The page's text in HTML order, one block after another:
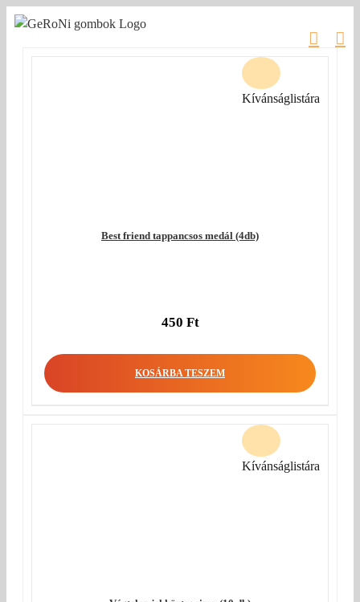
Kihagyás
Best friend tappancsos medál (4db)
450 Ft
KOSÁRBA TESZEM
Kívánságlistára
Kívánságlistára